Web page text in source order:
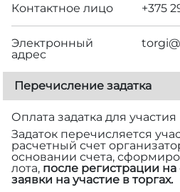
Контактное лицо +375
Электронный
адрес
Перечисление задатка
Оплата задатка для участия
Задаток перечисляется
расчетный счет
основании счета,
лота, после регистрации на
заявки на участие в торгах.